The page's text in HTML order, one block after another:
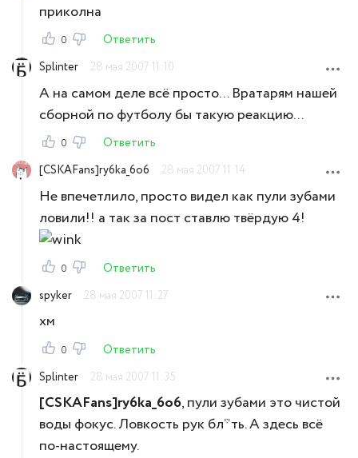
приколна
0
Ответить
Splinter
28 мая 2007 11:10
А на самом деле всё просто... Вратарям нашей
сборной по футболу бы такую реакцию...
0
Ответить
[CSKAFans]ry6ka_6o6
28 мая 2007 11:14
Не впечетлило, просто видел как пули зубами
ловили!! а так за пост ставлю твёрдую 4!
0
Ответить
spyker
28 мая 2007 11:27
хм
0
Ответить
Splinter
28 мая 2007 11:35
[CSKAFans]ry6ka_6o6, пули зубами это чистой
воды фокус. Ловкость рук бл*ть. А здесь всё
по-настоящему.